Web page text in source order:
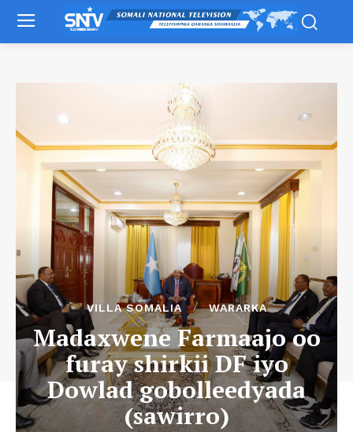
VILLA SOMALIA WARARKA
Madaxwene Farmaajo oo
furay shirkii DF iyo
Dowlad gobolleedyada
(sawirro)